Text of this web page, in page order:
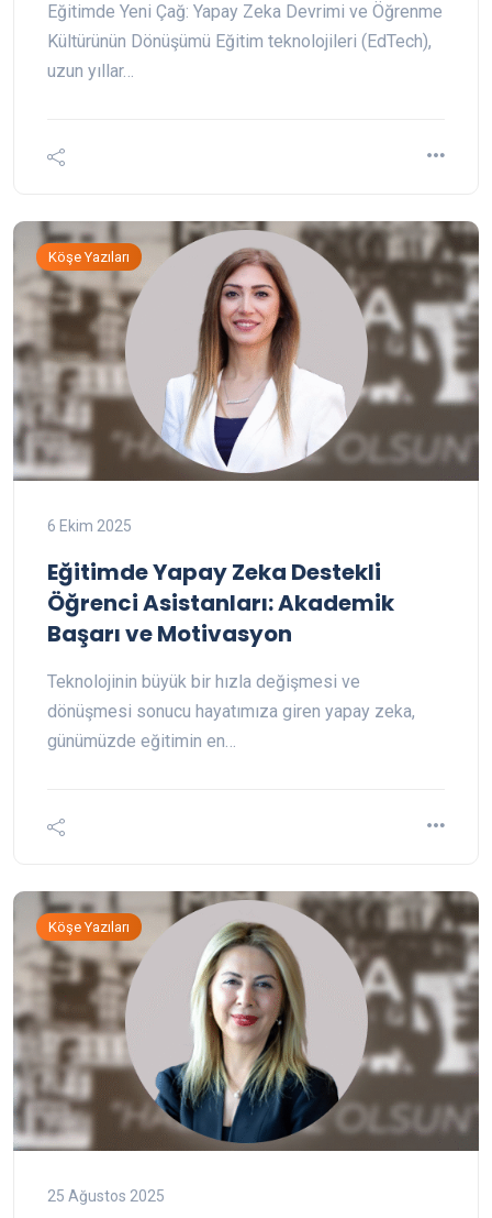
Eğitimde Yeni Çağ: Yapay Zeka Devrimi ve Öğrenme
Kültürünün Dönüşümü Eğitim teknolojileri (EdTech),
uzun yıllar…
Köşe Yazıları
6 Ekim 2025
Eğitimde Yapay Zeka Destekli
Öğrenci Asistanları: Akademik
Başarı ve Motivasyon
Teknolojinin büyük bir hızla değişmesi ve
dönüşmesi sonucu hayatımıza giren yapay zeka,
günümüzde eğitimin en…
Köşe Yazıları
25 Ağustos 2025